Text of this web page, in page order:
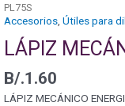
PL75S
Accesorios Útiles para
LÁPIZ
B/.1.60
LÁPIZ MECÁNICO